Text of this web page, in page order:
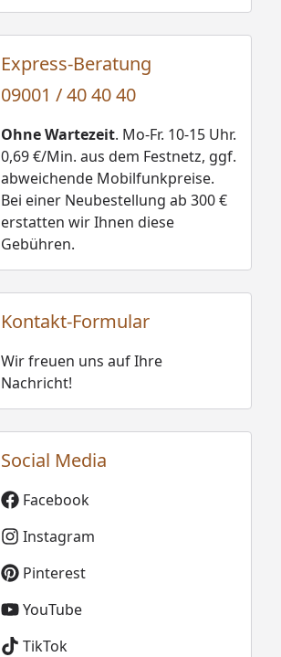
Express-Beratung
09001 / 40 40 40
Ohne Wartezeit. Mo-Fr. 10-15 Uhr.
0,69 €/Min. aus dem Festnetz, ggf.
abweichende Mobilfunkpreise.
Bei einer Neubestellung ab 300 €
erstatten wir Ihnen diese
Gebühren.
Kontakt-Formular
Wir freuen uns auf Ihre
Nachricht!
Social Media
Facebook
Instagram
Pinterest
YouTube
TikTok